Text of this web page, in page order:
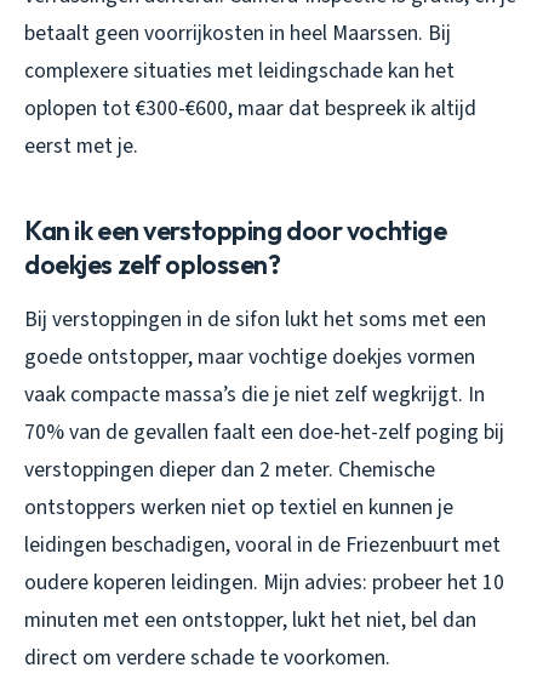
betaalt geen voorrijkosten in heel Maarssen. Bij
complexere situaties met leidingschade kan het
oplopen tot €300-€600, maar dat bespreek ik altijd
eerst met je.
Kan ik een verstopping door vochtige
doekjes zelf oplossen?
Bij verstoppingen in de sifon lukt het soms met een
goede ontstopper, maar vochtige doekjes vormen
vaak compacte massa’s die je niet zelf wegkrijgt. In
70% van de gevallen faalt een doe-het-zelf poging bij
verstoppingen dieper dan 2 meter. Chemische
ontstoppers werken niet op textiel en kunnen je
leidingen beschadigen, vooral in de Friezenbuurt met
oudere koperen leidingen. Mijn advies: probeer het 10
minuten met een ontstopper, lukt het niet, bel dan
direct om verdere schade te voorkomen.